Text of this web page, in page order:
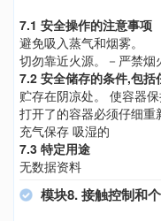
7.1 安全操作的注意事项
避免吸入蒸气和烟雾。
切勿靠近火源。－严禁烟
7.2 安全储存的条件,包括
贮存在阴凉处。 使容器
打开了的容器必须仔细重
充气保存 吸湿的
7.3 特定用途
无数据资料
模块8. 接触控制和